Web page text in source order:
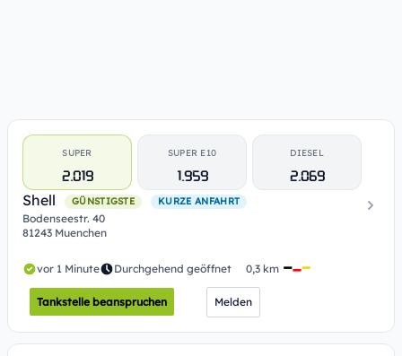
SUPER
2.019
SUPER E10
1.959
DIESEL
2.069
Shell
GÜNSTIGSTE KURZE ANFAHRT
Bodenseestr. 40
81243 Muenchen
vor 1 Minute Durchgehend geöffnet 0,3 km
Tankstelle beanspruchen Melden